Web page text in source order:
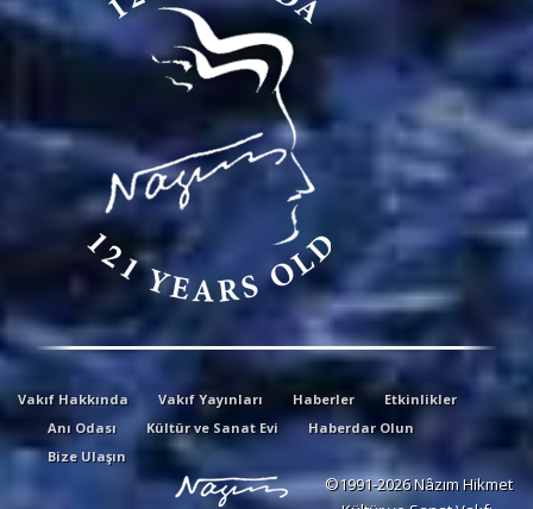
Vakıf Hakkında Vakıf Yayınları Haberler
Etkinlikler
Anı Odası
Kültür ve Sanat Evi
Haberdar Olun
Bize Ulaşın
©1991-2026 Nâzım Hikmet